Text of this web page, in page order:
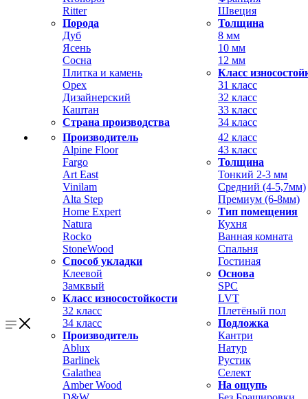
Ritter
Порода
Дуб
Ясень
Сосна
Плитка и камень
Орех
Дизайнерский
Каштан
Страна производства
Швеция
Толщина
8 мм
10 мм
12 мм
Класс
31 класс
32 класс
33 класс
34 класс
Производитель
Alpine Floor
Fargo
Art East
Vinilam
Alta Step
Home Expert
Natura
Rocko
StoneWood
Способ укладки
Клеевой
Замквый
Класс износостойкости
32 класс
34 класс
42 класс
43 класс
Толщина
Тонкий 2-3 мм
Средний (4-5,7мм)
Премиум (6-8мм)
Тип помещения
Кухня
Ванная комната
Спальня
Гостиная
Основа
SPC
LVT
Плетёный пол
Подложка
Производитель
Ablux
Barlinek
Galathea
Amber Wood
Кантри
Натур
Рустик
Селект
На ощупь